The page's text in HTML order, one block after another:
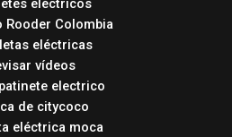
eléctricos
Rooder Colombia
eléctricas
vídeos
electrico
de citycoco
eléctrica moca